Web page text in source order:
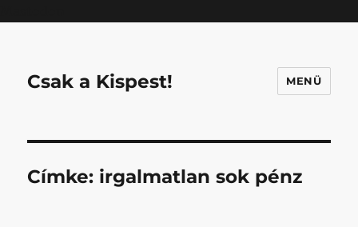
Csak a Kispest! MENÜ
Címke: irgalmatlan sok pénz